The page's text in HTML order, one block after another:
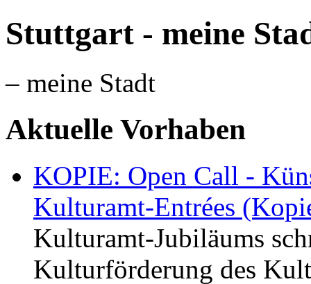
Stuttgart - meine
– meine Stadt
Aktuelle Vorhaben
KOPIE: Open Call -
Kulturamt-Entrées
Kulturamt-Jubiläums
Kulturförderung des